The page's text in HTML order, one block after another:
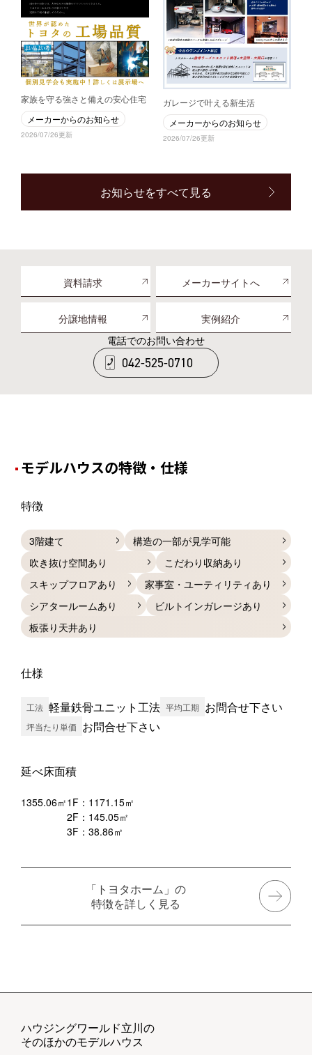
家族を守る強さと備えの安心住宅
メーカーからのお知らせ
2026/07/26更新
ガレージで叶える新生活
メーカーからのお知らせ
2026/07/26更新
お知らせをすべて見る
資料請求 メーカーサイトへ
分譲地情報
実例紹介
電話でのお問い合わせ
042-525-0710
モデルハウスの特徴・仕様
特徴
3階建て
構造の一部が見学可能
吹き抜け空間あり
こだわり収納あり
スキップフロアあり
家事室・ユーティリティあり
シアタールームあり
ビルトインガレージあり
板張り天井あり
仕様
工法 軽量鉄骨ユニット工法 平均工期 お問合せ下さい
坪当たり単価 お問合せ下さい
延べ床面積
1355.06㎡1F：1171.15㎡
2F：145.05㎡
3F：38.86㎡
「トヨタホーム」の
特徴を詳しく見る
ハウジングワールド立川の
そのほかのモデルハウス